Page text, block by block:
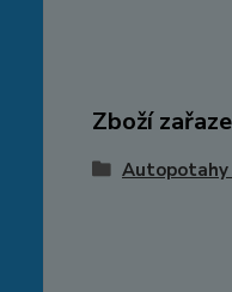
Zboží
Autopotahy